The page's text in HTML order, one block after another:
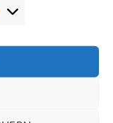
Marketing